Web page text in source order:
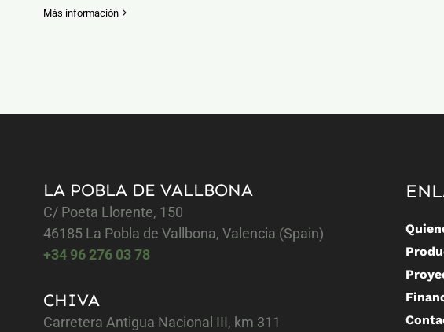
Más información
LA POBLA DE VALLBONA
C/ Poeta Llorente, 150
46185 La Pobla de Vallbona, Valencia (Spain)
+34 96 276 03 78
CHIVA
Carretera Antigua Nacional III, km 311